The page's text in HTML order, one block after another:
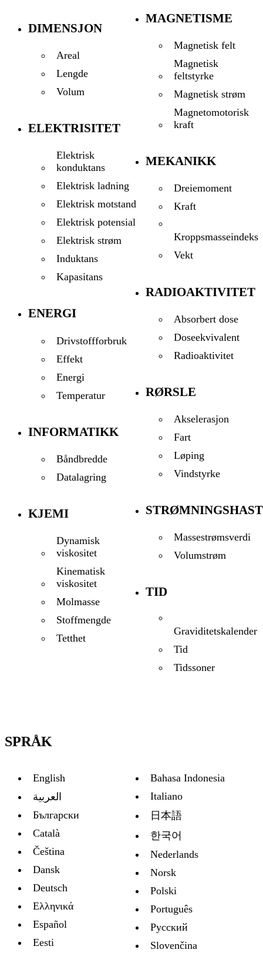
DIMENSJON
Areal
Lengde
Volum
ELEKTRISITET
Elektrisk
konduktans
Elektrisk ladning
Elektrisk motstand
Elektrisk potensial
Elektrisk strøm
Induktans
Kapasitans
ENERGI
Drivstoffforbruk
Effekt
Energi
Temperatur
INFORMATIKK
Båndbredde
Datalagring
KJEMI
Dynamisk
viskositet
Kinematisk
viskositet
Molmasse
Stoffmengde
Tetthet
MAGNETISME
Magnetisk felt
Magnetisk
feltstyrke
Magnetisk strøm
Magnetomotorisk
kraft
MEKANIKK
Dreiemoment
Kraft
Kroppsmasseindeks
Vekt
RADIOAKTIVITET
Absorbert dose
Doseekvivalent
Radioaktivitet
RØRSLE
Akselerasjon
Fart
Løping
Vindstyrke
Massestrømsverdi
Volumstrøm
TID
Graviditetskalender
Tid
Tidssoner
SPRÅK
English
العربية
Български
Català
Čeština
Dansk
Deutsch
Ελληνικά
Español
Eesti
Bahasa Indonesia
Italiano
日本語
한국어
Nederlands
Norsk
Polski
Português
Русский
Slovenčina